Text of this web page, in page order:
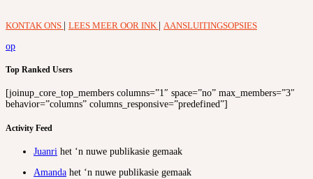
KONTAK ONS | LEES MEER OOR INK | AANSLUITINGSOPSIES
op
Top Ranked Users
[joinup_core_top_members columns=”1″ space=”no” max_members=”3″
behavior=”columns” columns_responsive=”predefined”]
Activity Feed
Juanri het ‘n nuwe publikasie gemaak
Amanda het ‘n nuwe publikasie gemaak